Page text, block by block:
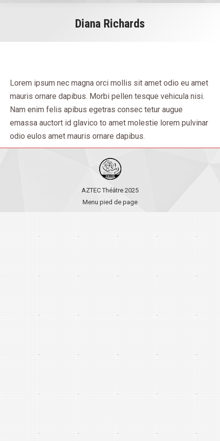
Diana Richards
Lorem ipsum nec magna orci mollis sit amet odio eu amet
mauris ornare dapibus. Morbi pellen tesque vehicula nisi.
Nam enim felis apibus egetras consec tetur augue
emassa auctort id glavico to amet molestie lorem pulvinar
odio eulos amet mauris ornare dapibus.
AZTEC Théâtre 2025
Menu pied de page